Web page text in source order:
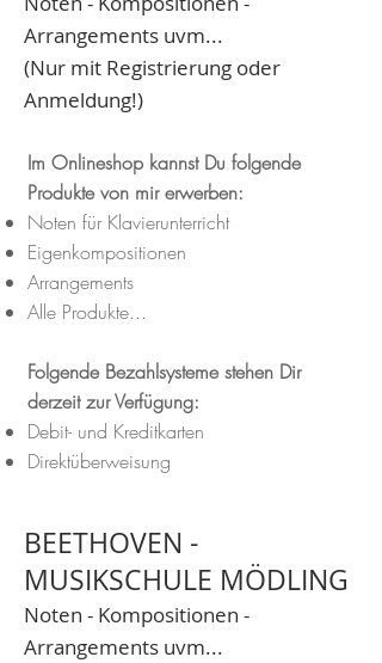
Arrangements uvm...
(Nur mit Registrierung oder
Anmeldung!)
Im Onlineshop kannst Du folgende
Produkte von mir erwerben:
Noten für Klavierunterricht
Eigenkompositionen
Arrangements
Alle Produkte...
Folgende Bezahlsysteme stehen Dir
derzeit zur Verfügung:
Debit- und Kreditkarten
Direktüberweisung
BEETHOVEN -
MUSIKSCHULE MÖDLING
Noten - Kompositionen -
Arrangements uvm...